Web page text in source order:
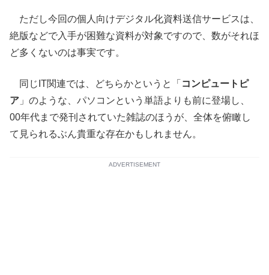
ただし今回の個人向けデジタル化資料送信サービスは、
絶版などで入手が困難な資料が対象ですので、数がそれほ
ど多くないのは事実です。
同じIT関連では、どちらかというと「 コンピュートピ
ア 」のような、パソコンという単語よりも前に登場し、
00年代まで発刊されていた雑誌のほうが、全体を俯瞰し
て見られるぶん貴重な存在かもしれません。
ADVERTISEMENT